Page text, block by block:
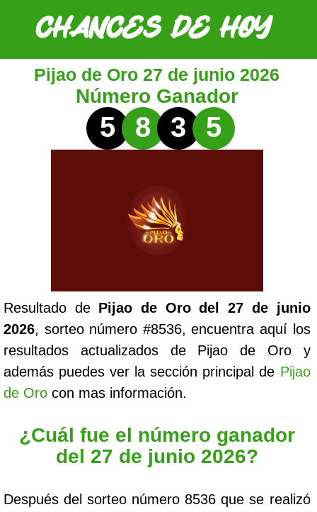
Pijao de Oro 27 de junio 2026
Número Ganador
5 8 3 5
Resultado de Pijao de Oro del 27 de junio
2026, sorteo número #8536, encuentra aquí los
resultados actualizados de Pijao de Oro y
además puedes ver la sección principal de Pijao
de Oro con mas información.
¿Cuál fue el número ganador
del 27 de junio 2026?
Después del sorteo número 8536 que se realizó